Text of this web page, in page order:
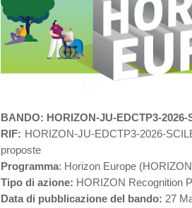
BANDO: HORIZON-JU-EDCTP3-
RIF: HORIZON-JU-EDCTP3-2026-
proposte
Programma: Horizon Europe (HORIZON)
Tipo di azione: HORIZON Recognition
Data di pubblicazione del bando: 27